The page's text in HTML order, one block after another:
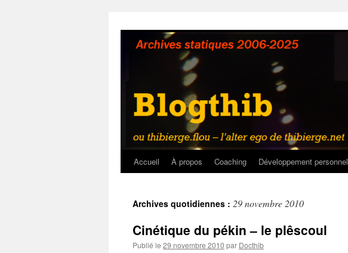
contenu
Accueil À propos Coaching Développement personnel
Archives quotidiennes : 29 novembre 2010
Cinétique du pékin – le plêscoul
Publié le 29 novembre 2010 par Docthib